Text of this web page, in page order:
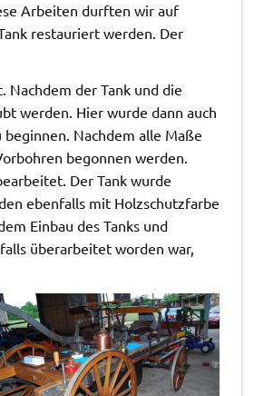
Arbeiten durften wir auf
restauriert werden. Der
Nachdem der Tank und die
werden. Hier wurde dann auch
Nachdem alle Maße
begonnen werden.
Der Tank wurde
ebenfalls mit Holzschutzfarbe
Einbau des Tanks und
überarbeitet worden war,